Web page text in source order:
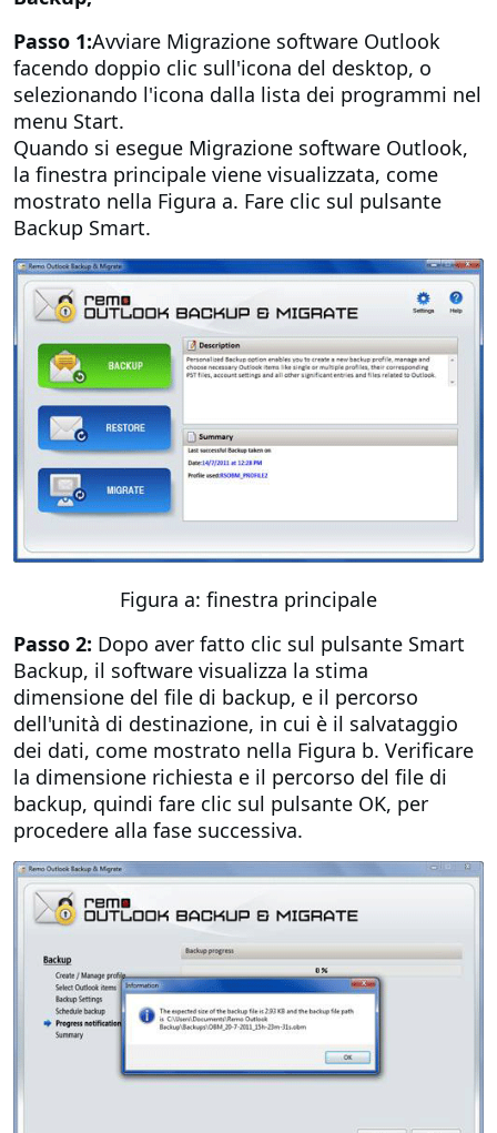
Passo 1:Avviare Migrazione software Outlook
facendo doppio clic sull'icona del desktop, o
selezionando l'icona dalla lista dei programmi nel
menu Start.
Quando si esegue Migrazione software Outlook,
la finestra principale viene visualizzata, come
mostrato nella Figura a. Fare clic sul pulsante
Backup Smart.
Figura a: finestra principale
Passo 2: Dopo aver fatto clic sul pulsante Smart
Backup, il software visualizza la stima
dimensione del file di backup, e il percorso
dell'unità di destinazione, in cui è il salvataggio
dei dati, come mostrato nella Figura b. Verificare
la dimensione richiesta e il percorso del file di
backup, quindi fare clic sul pulsante OK, per
procedere alla fase successiva.